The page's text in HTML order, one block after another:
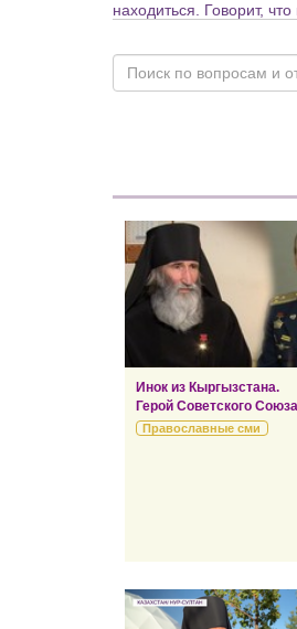
находиться. Говорит,
Инок из Кыргызстана.
Герой Советского
Православные сми